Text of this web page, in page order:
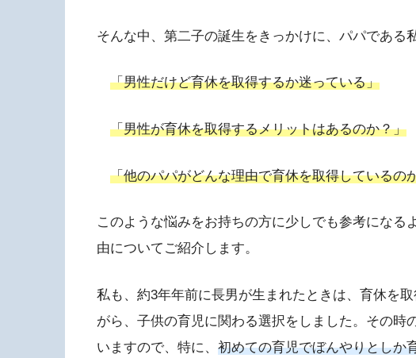
そんな中、第二子の誕生をきっかけに、パパである
「男性だけど育休を取得するか迷っている」
「男性が育休を取得するメリットはあるのか？」
「他のパパがどんな理由で育休を取得しているの
このような悩みをお持ちの方に少しでも参考になる
由についてご紹介します。
私も、約3年年前に長男が生まれたときは、育休を
がら、子供の育児に関わる選択をしました。その時
いますので、特に、 初めての育児でぼんやりとしか